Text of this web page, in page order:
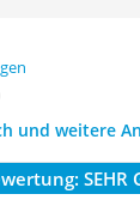
und weitere
SEHR